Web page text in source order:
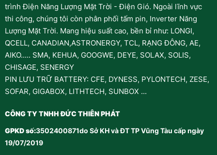
trình Điện Năng Lượng Mặt Trời - Điện Gió. Ngoài lĩnh vực
thi công, chúng tôi còn phân phối tấm pin, Inverter Năng
Lượng Mặt Trời. Mang hiệu suất cao, bền bỉ như: LONGI,
QCELL, CANADIAN,ASTRONERGY, TCL, RẠNG ĐÔNG, AE,
AIKO..... SMA, KEHUA, GOOGWE, DEYE, SOLAX, SOLIS,
CHISAGE, SENERGY
PIN LƯU TRỮ BATTERY: CFE, DYNESS, PYLONTECH, ZESE,
SOFAR, GIGABOX, LITHTECH, SUNBOX ...
CÔNG TY TNHH ĐỨC THIÊN PHÁT
GPKD số:3502400871do Sở KH và ĐT TP Vũng Tàu cấp ngày
19/07/2019